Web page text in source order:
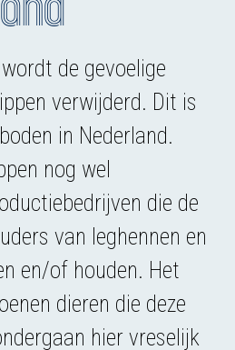
de gevoelige
verwijderd. Dit is
in Nederland.
nog wel
die de
van leghennen en
en/of houden. Het
dieren die deze
hier vreselijk